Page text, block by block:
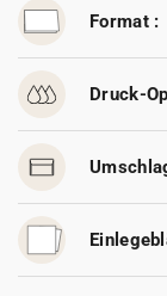
Format :
Druck-